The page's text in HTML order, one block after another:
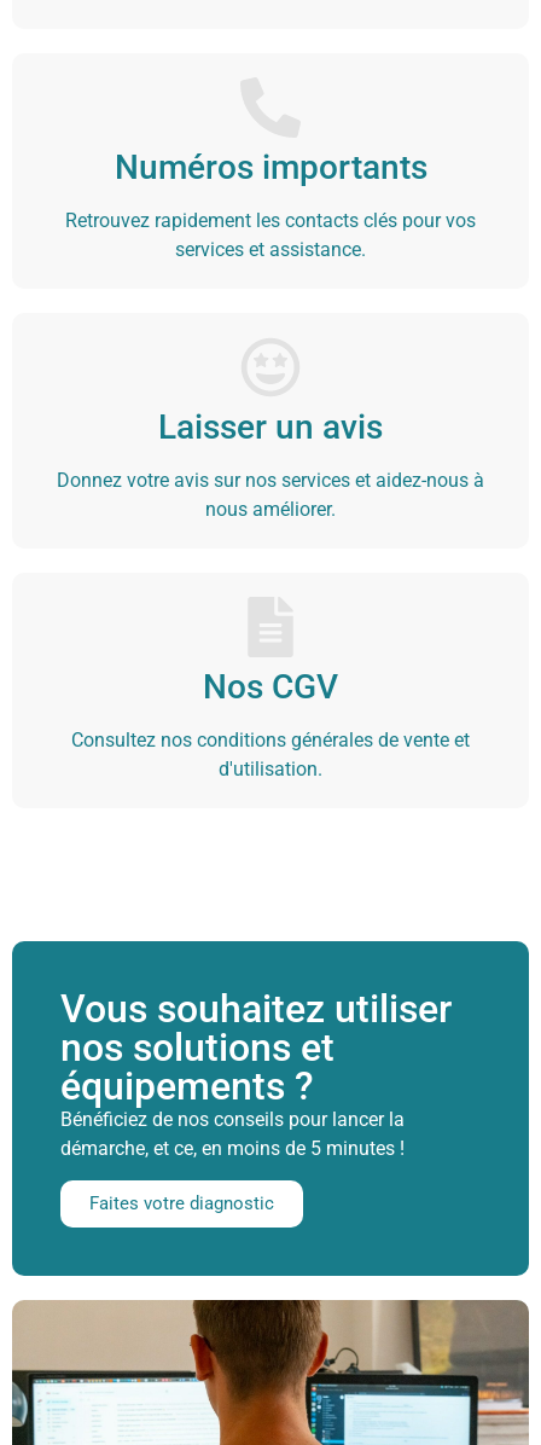
Numéros importants
Retrouvez rapidement les contacts clés pour vos
services et assistance.
Laisser un avis
Donnez votre avis sur nos services et aidez-nous à
nous améliorer.
Nos CGV
Consultez nos conditions générales de vente et
d'utilisation.
Vous souhaitez utiliser
nos solutions et
équipements ?
Bénéficiez de nos conseils pour lancer la
démarche, et ce, en moins de 5 minutes !
Faites votre diagnostic